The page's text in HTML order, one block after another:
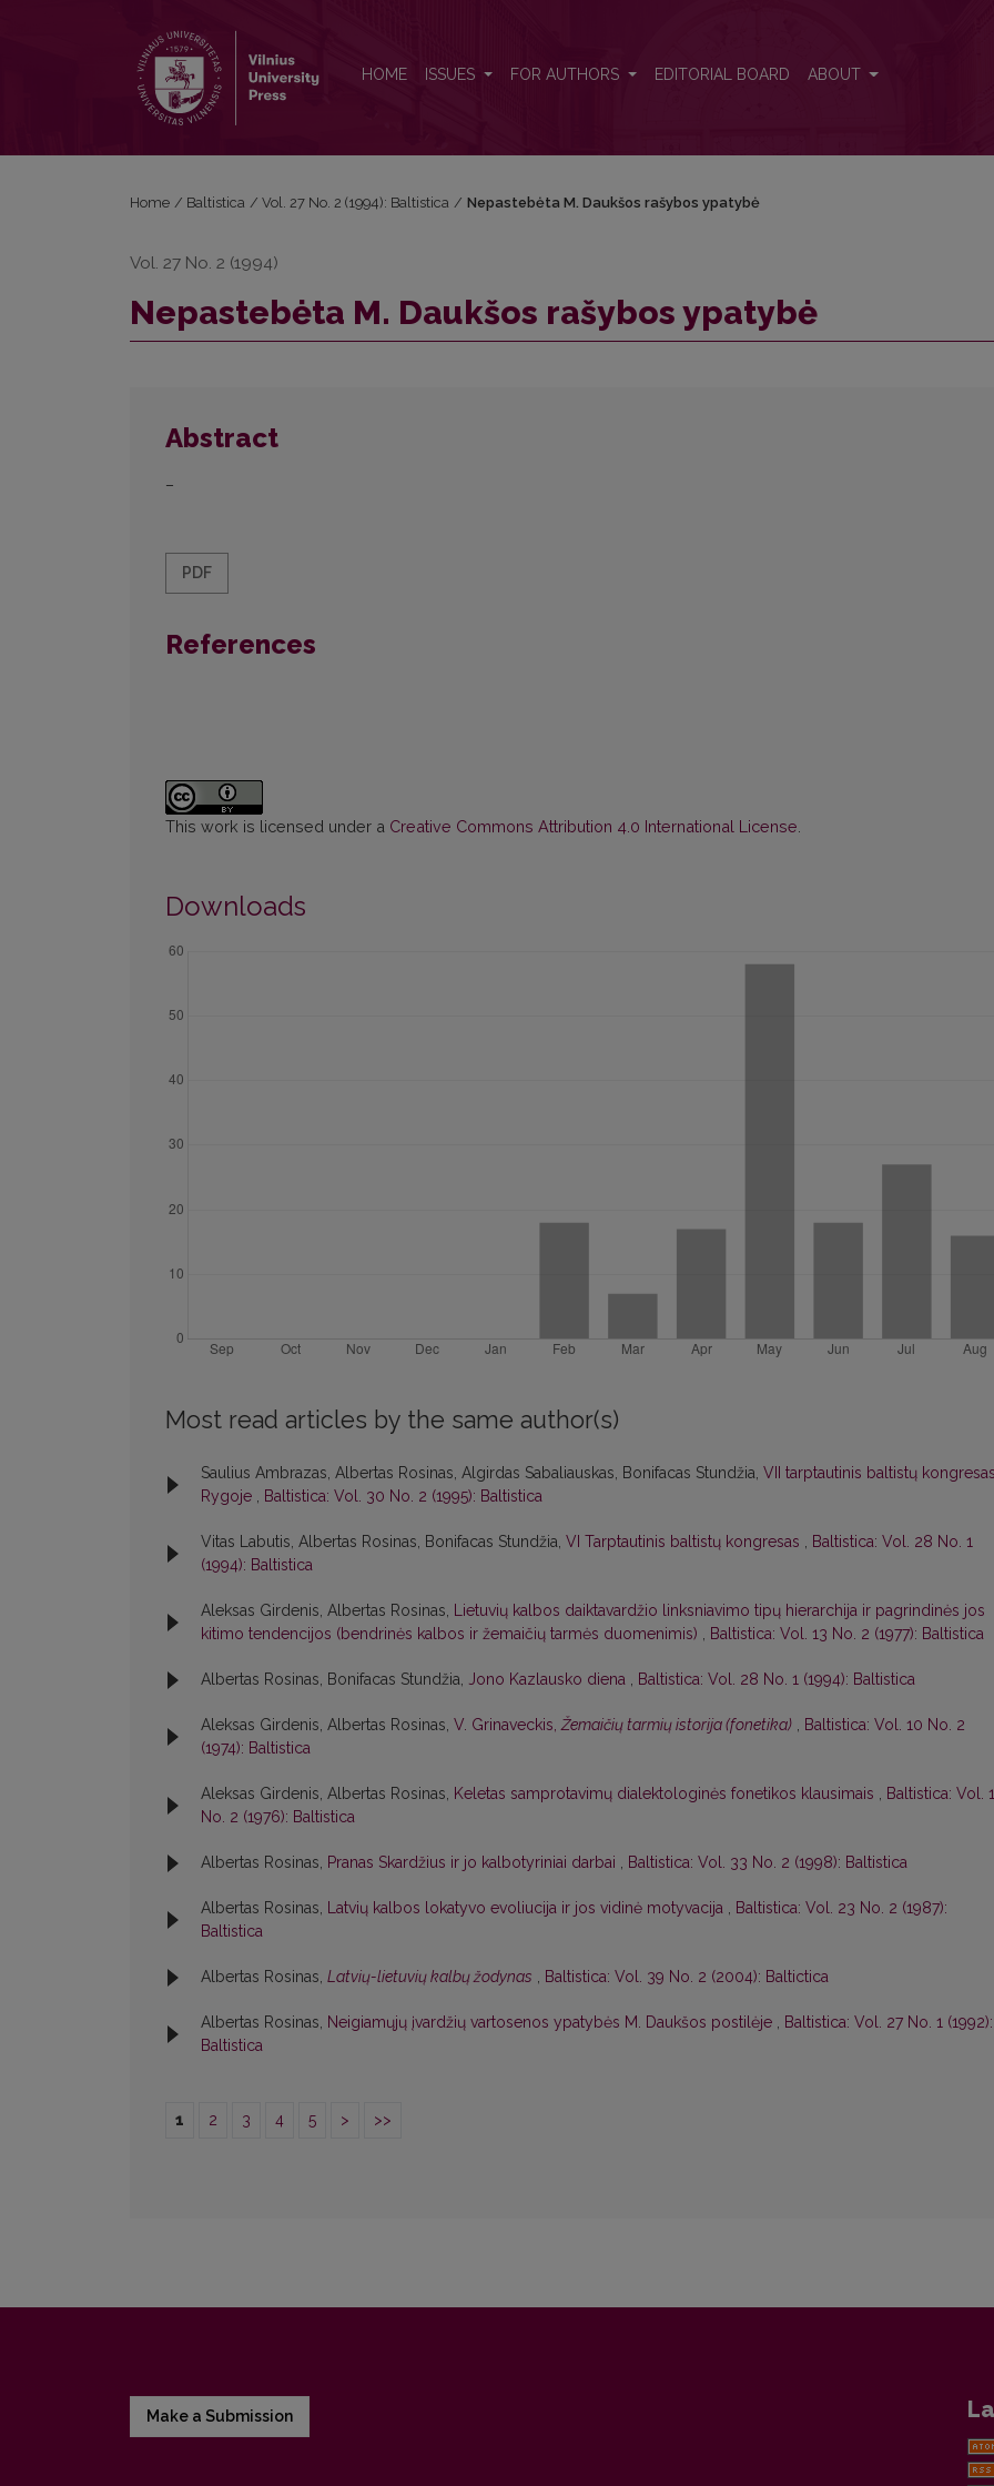
HOME ISSUES FOR AUTHORS EDITORIAL BOARD ABOUT
Home / Baltistica / Vol. 27 No. 2 (1994): Baltistica / Nepastebėta M. Daukšos rašybos ypatybė
Vol. 27 No. 2 (1994)
Nepastebėta M. Daukšos rašybos ypatybė
Abstract
–
PDF
References
This work is licensed under a Creative Commons Attribution 4.0 International License
Downloads
Most read articles by the same author(s)
Saulius Ambrazas, Albertas Rosinas, Algirdas Sabaliauskas, Bonifacas Stundžia, VII tarptautinis baltistų
Rygoje , Baltistica: Vol. 30 No. 2 (1995): Baltistica
Vitas Labutis, Albertas Rosinas, Bonifacas Stundžia, VI Tarptautinis baltistų kongresas , Baltistica: Vol. 28 No. 1
(1994): Baltistica
Aleksas Girdenis, Albertas Rosinas, Lietuvių kalbos daiktavardžio linksniavimo tipų hierarchija ir pagrindinės jos
kitimo tendencijos (bendrinės kalbos ir žemaičių tarmės duomenimis) , Baltistica: Vol. 13 No. 2 (1977): Baltistica
Albertas Rosinas, Bonifacas Stundžia, Jono Kazlausko diena , Baltistica: Vol. 28 No. 1 (1994): Baltistica
Aleksas Girdenis, Albertas Rosinas, V. Grinaveckis,Žemaičių tarmių istorija (fonetika) , Baltistica: Vol. 10 No. 2
(1974): Baltistica
Aleksas Girdenis, Albertas Rosinas, Keletas samprotavimų dialektologinės fonetikos klausimais , Baltistica: Vol.
No. 2 (1976): Baltistica
Albertas Rosinas, Pranas Skardžius ir jo kalbotyriniai darbai , Baltistica: Vol. 33 No. 2 (1998): Baltistica
Albertas Rosinas, Latvių kalbos lokatyvo evoliucija ir jos vidinė motyvacija , Baltistica: Vol. 23 No. 2 (1987):
Baltistica
Albertas Rosinas, Latvių-lietuvių kalbų žodynas , Baltistica: Vol. 39 No. 2 (2004): Baltictica
Albertas Rosinas, Neigiamųjų įvardžių vartosenos ypatybės M. Daukšos postilėje , Baltistica: Vol. 27 No. 1 (1992):
Baltistica
1 2 3 4 5 > >>
Make a Submission